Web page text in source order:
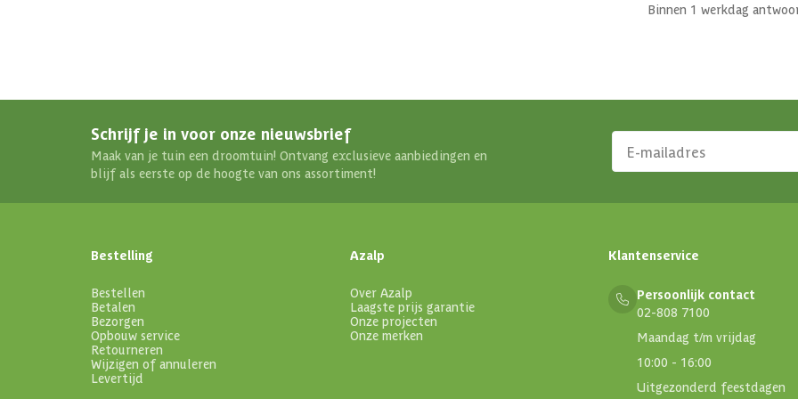
Binnen 1 werkdag
Schrijf je in voor onze nieuwsbrief
Maak van je tuin een droomtuin! Ontvang exclusieve aanbiedingen en
blijf als eerste op de hoogte van ons assortiment!
Bestelling
Bestellen
Betalen
Bezorgen
Opbouw service
Retourneren
Wijzigen of annuleren
Levertijd
Azalp
Over Azalp
Laagste prijs garantie
Onze projecten
Onze merken
Klantenservice
Persoonlijk contact
02-808 7100
Maandag t/m vrijdag
10:00 - 16:00
Uitgezonderd feestdagen